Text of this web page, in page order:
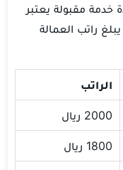
مقبولة يعتبر
راتب العمالة
الراتب
2000 ريال
1800 ريال